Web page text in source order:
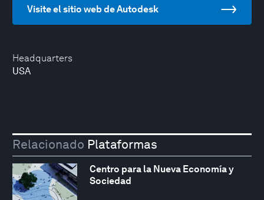
Headquarters
USA
Visite el sitio web de Autodesk
Relacionado Plataformas
Centro para la Nueva Economía y
Sociedad